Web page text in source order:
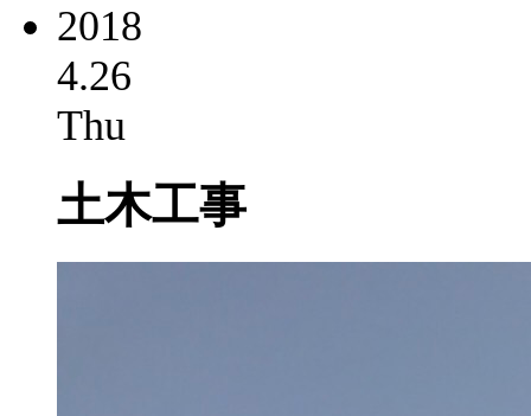
2018
4.26
Thu
土木工事